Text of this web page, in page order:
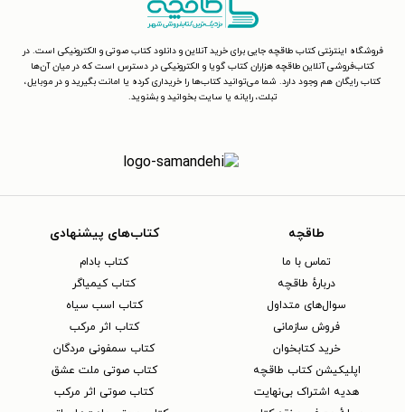
فروشگاه اینترنتی کتاب طاقچه جایی برای خرید آنلاین و دانلود کتاب صوتی و الکترونیکی است. در
کتاب‌فروشی آنلاین طاقچه هزاران کتاب گویا و الکترونیکی در دسترس است که در میان آن‌ها
کتاب رایگان هم وجود دارد. شما می‌توانید کتاب‌ها را خریداری کرده یا امانت بگیرید و در موبایل،
تبلت، رایانه یا سایت بخوانید و بشنوید.
طاقچه
تماس با ما
دربارهٔ طاقچه
سوال‌های متداول
فروش سازمانی
خرید کتابخوان
اپلیکیشن کتاب طاقچه
هدیه اشتراک بی‌نهایت
کتاب‌های پیشنهادی
کتاب بادام
کتاب کیمیاگر
کتاب اسب سیاه
کتاب اثر مرکب
کتاب سمفونی مردگان
کتاب صوتی ملت عشق
کتاب صوتی اثر مرکب